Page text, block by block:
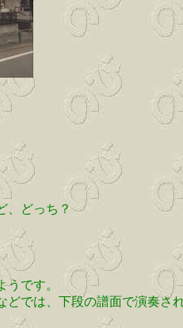
、どっち？
です。
では、下段の譜面で演奏さ